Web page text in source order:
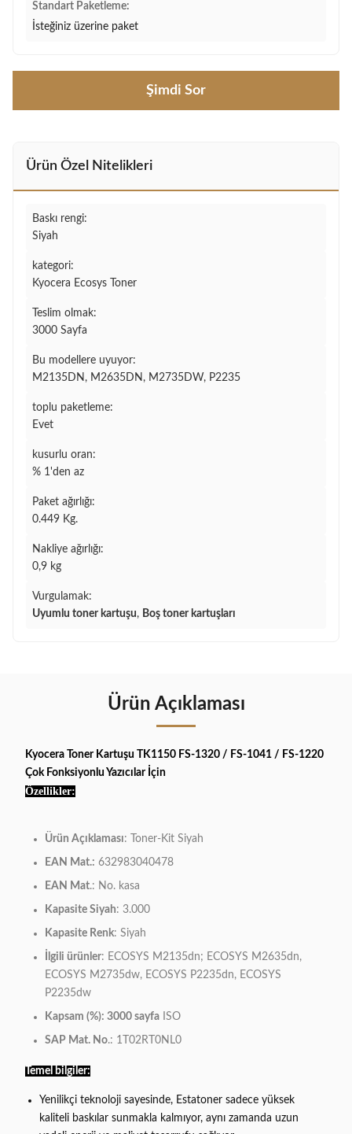
Standart Paketleme:
İsteğiniz üzerine paket
Şimdi Sor
Ürün Özel Nitelikleri
Baskı rengi:
Siyah
kategori:
Kyocera Ecosys Toner
Teslim olmak:
3000 Sayfa
Bu modellere uyuyor:
M2135DN, M2635DN, M2735DW, P2235
toplu paketleme:
Evet
kusurlu oran:
% 1'den az
Paket ağırlığı:
0.449 Kg.
Nakliye ağırlığı:
0,9 kg
Vurgulamak:
Uyumlu toner kartuşu, Boş toner kartuşları
Ürün Açıklaması
Kyocera Toner Kartuşu TK1150 FS-1320 / FS-1041 / FS-1220
Çok Fonksiyonlu Yazıcılar İçin
Özellikler:
Ürün Açıklaması: Toner-Kit Siyah
EAN Mat.: 632983040478
EAN Mat.: No. kasa
Kapasite Siyah: 3.000
Kapasite Renk: Siyah
İlgili ürünler: ECOSYS M2135dn; ECOSYS M2635dn,
ECOSYS M2735dw, ECOSYS P2235dn, ECOSYS
P2235dw
Kapsam (%): 3000 sayfa ISO
SAP Mat. No.: 1T02RT0NL0
Temel bilgiler:
Yenilikçi teknoloji sayesinde, Estatoner sadece yüksek
kaliteli baskılar sunmakla kalmıyor, aynı zamanda uzun